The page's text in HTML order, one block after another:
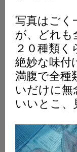
写真はごく
が、どれも
２０種類く
絶妙な味付
満腹で全種
いだけに無
いいとこ、